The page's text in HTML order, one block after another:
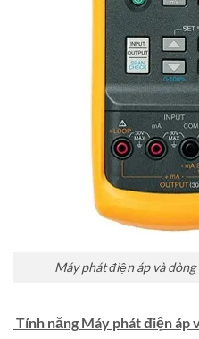
Máy phát điện áp và
Tính năng Máy phát điện áp